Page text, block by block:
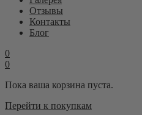
Отзывы
Контакты
Блог
0
0
Пока ваша корзина пуста.
Перейти к покупкам